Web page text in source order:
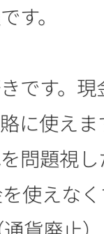
す。
です。
に使え
問題視
使えな